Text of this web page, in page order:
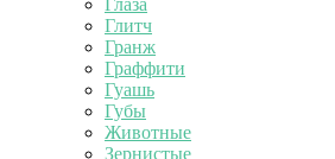
Глаза
Глитч
Гранж
Граффити
Гуашь
Губы
Животные
Зернистые